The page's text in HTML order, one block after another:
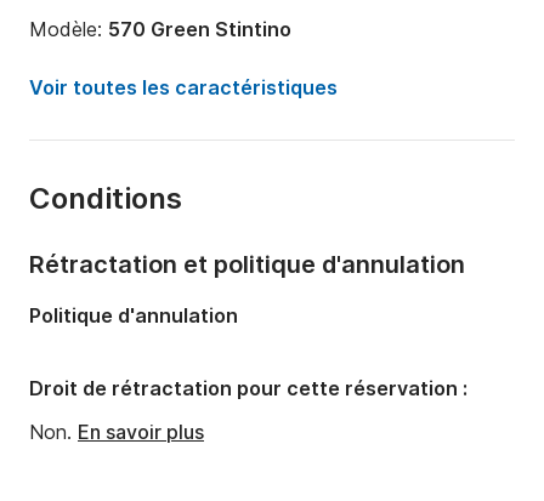
Modèle: 570 Green Stintino
Puissance moteur:
40cv
Capacité à bord:
Voir toutes les caractéristiques
Conditions
Rétractation et politique d'annulation
Politique d'annulation
Droit de rétractation pour cette réservation :
Non. En savoir plus